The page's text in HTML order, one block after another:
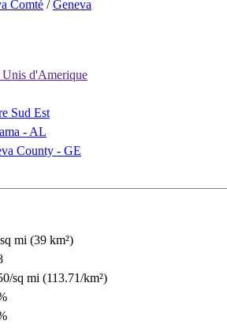
Comté /Geneva
Unis d'Amerique
Sud Est
- AL
County - GE
mi (39 km²)
sq mi (113.71/km²)